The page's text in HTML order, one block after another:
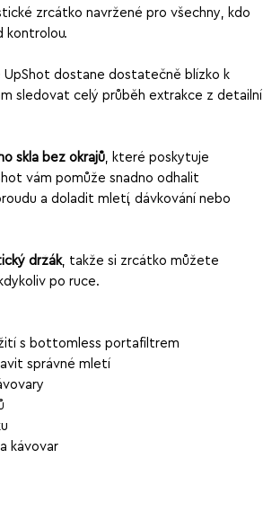
zrcátko navržené pro všechny, kdo
kontrolou.
UpShot dostane dostatečně blízko k
sledovat celý průběh extrakce z detailní
skla bez okrajů, které poskytuje
vám pomůže snadno odhalit
a doladit mletí, dávkování nebo
držák, takže si zrcátko můžete
po ruce.
s bottomless portafiltrem
správné mletí
kávovar